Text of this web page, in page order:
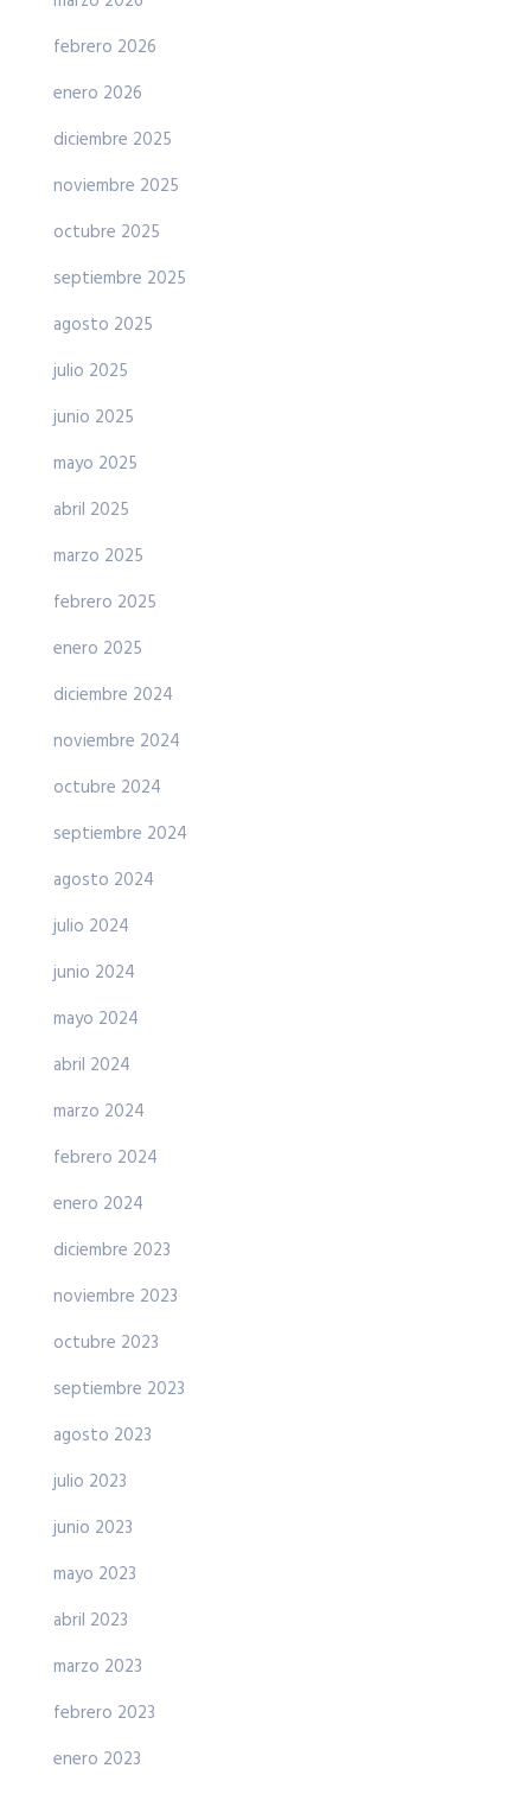
febrero 2026
enero 2026
diciembre 2025
noviembre 2025
octubre 2025
septiembre 2025
agosto 2025
julio 2025
junio 2025
mayo 2025
abril 2025
marzo 2025
febrero 2025
enero 2025
diciembre 2024
noviembre 2024
octubre 2024
septiembre 2024
agosto 2024
julio 2024
junio 2024
mayo 2024
abril 2024
marzo 2024
febrero 2024
enero 2024
diciembre 2023
noviembre 2023
octubre 2023
septiembre 2023
agosto 2023
julio 2023
junio 2023
mayo 2023
abril 2023
marzo 2023
febrero 2023
enero 2023